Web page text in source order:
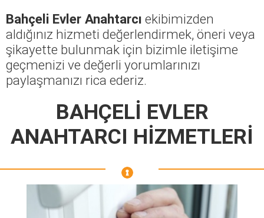
Bahçeli Evler Anahtarcı ekibimizden
aldığınız hizmeti değerlendirmek, öneri veya
şikayette bulunmak için bizimle iletişime
geçmenizi ve değerli yorumlarınızı
paylaşmanızı rica ederiz.
BAHÇELİ EVLER
ANAHTARCI HİZMETLERİ